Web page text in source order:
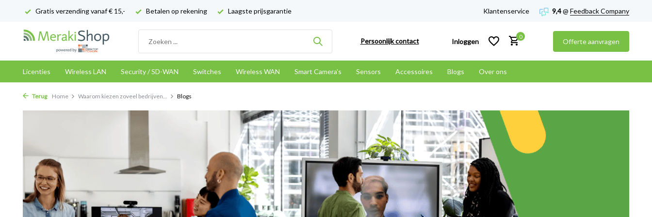
Gratis verzending vanaf € 15,- Betalen op rekening Laagste prijsgarantie Klantenservice 9,4@ Feedback Company
Persoonlijk contact Inloggen
0
Offerte aanvragen
Licenties Wireless LAN Security / SD-WAN Switches Wireless WAN Smart Camera's Sensors Accessoires Blogs Over ons
Terug Home Waarom kiezen zoveel bedrijven... Blogs